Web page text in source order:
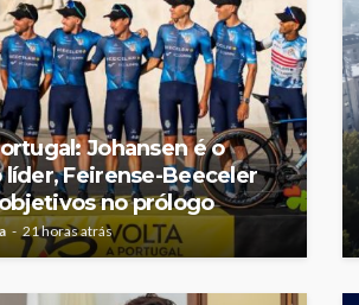
Johansen é o
Feirense-Beeceler
no prólogo
21 horas atrás